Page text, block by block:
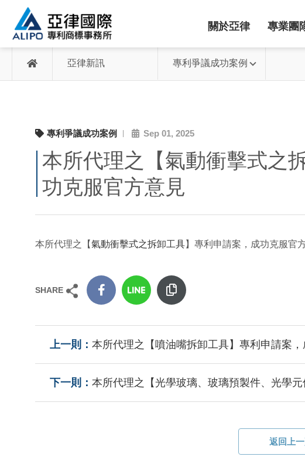
關於亞律 專業團
亞律新訊 專利爭議成功案例
專利爭議成功案例 Sep 01, 2025
本所代理之【氣動衝擊式之
功克服官方意見
本所代理之【氣動衝擊式之拆卸工具】專利申請案，成功克服官
SHARE
本所代理之【噴油嘴拆卸工具】專利申請案
本所代理之【光學玻璃、玻璃預製件、光學
返回上